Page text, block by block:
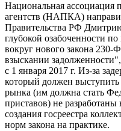
Национальная ассоциация
агентств (НАПКА)
Правительства РФ
глубокой озабоченности
вокруг нового закона
взыскании
с 1 января 2017 г. Из-за
который должен выступить
рынка (им должна стать
приставов) не
создания госреестра
норм закона на практике.